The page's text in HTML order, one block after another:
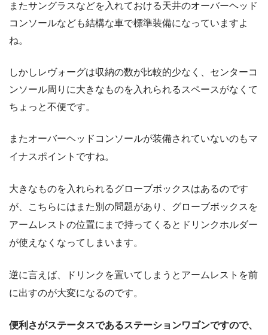
またサングラスなどを入れておける天井のオーバーヘッド
コンソールなども結構な車で標準装備になっていますよ
ね。
しかしレヴォーグは収納の数が比較的少なく、センターコ
ンソール周りに大きなものを入れられるスペースがなくて
ちょっと不便です。
またオーバーヘッドコンソールが装備されていないのもマ
イナスポイントですね。
大きなものを入れられるグローブボックスはあるのです
が、こちらにはまた別の問題があり、グローブボックスを
アームレストの位置にまで持ってくるとドリンクホルダー
が使えなくなってしまいます。
逆に言えば、ドリンクを置いてしまうとアームレストを前
に出すのが大変になるのです。
便利さがステータスであるステーションワゴンですので、